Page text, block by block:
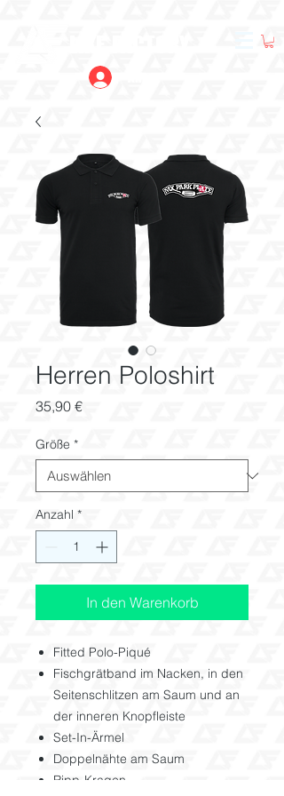
Herren Poloshirt
35,90 €Preis
Größe *
Anzahl *
In den Warenkorb
Fitted Polo-Piqué
Fischgrätband im Nacken, in den
Seitenschlitzen am Saum und an
der inneren Knopfleiste
Set-In-Ärmel
Doppelnähte am Saum
Ripp-Kragen